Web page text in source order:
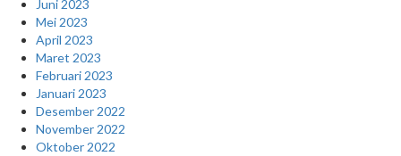
Juni 2023
Mei 2023
April 2023
Maret 2023
Februari 2023
Januari 2023
Desember 2022
November 2022
Oktober 2022